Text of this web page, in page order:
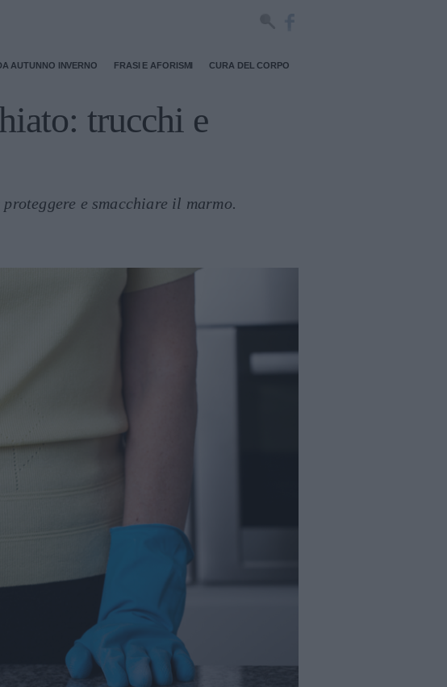
AUTUNNO INVERNO FRASI E AFORISMI CURA DEL CORPO
trucchi e
e smacchiare il marmo.